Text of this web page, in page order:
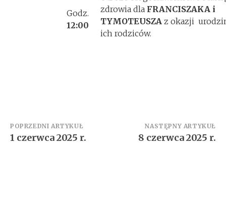
Godz.
12:00
zdrowia dla FRANCISZAKA i
TYMOTEUSZA z okazji
ich rodziców.
Zobacz
wpisy
POPRZEDNI ARTYKUŁ
1 czerwca 2025 r.
NASTĘPNY ARTYKUŁ
8 czerwca 2025 r.